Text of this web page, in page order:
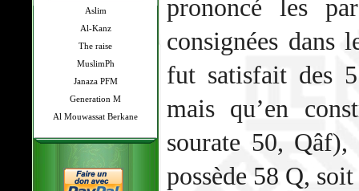
Aslim
Al-Kanz
The raise
MuslimPh
Janaza PFM
Generation M
Al Mouwassat Berkane
prononcé les
consignées dans
fut satisfait des
mais qu’en
sourate 50,
possède 58 Q,